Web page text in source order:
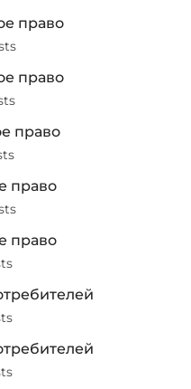
право
право
право
право
право